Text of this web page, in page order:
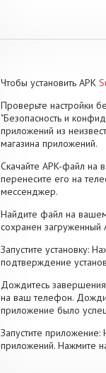
Чтобы установить APK
Проверьте настройки
"Безопасность и
приложений из
магазина приложений.
Скачайте APK-файл на
перенесите его на
мессенджер.
Найдите файл на
сохранен загруженный
Запустите установку:
подтверждение
Дождитесь завершения
на ваш телефон.
приложение было
Запустите
приложений. Нажмите